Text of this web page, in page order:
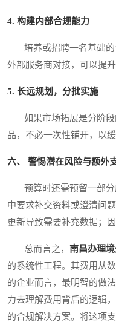
4. 构建内部合规能力
培养或招聘一名基础的
外部服务商对接，可以提
5. 长远规划，分批实施
如果市场拓展是分阶段
品，不必一次性铺开，以缓
六、 警惕潜在风险与额外
预算时还需预留一部分
中要求补交资料或澄清问
更新导致需要补充数据；
总而言之， 南昌办理
的系统性工程。其费用从
的企业而言，最明智的做
力去理解费用背后的逻辑
的合规解决方案。将这项